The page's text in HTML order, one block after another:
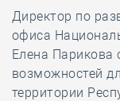
Директор по
офиса
Елена Парикова
возможностей
территории